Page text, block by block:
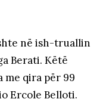
në ish-truallin
Berati. Këtë
me qira për 99
Ercole Belloti.